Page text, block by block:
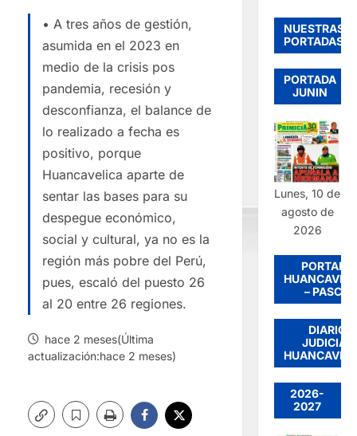
• A tres años de gestión,
asumida en el 2023 en
medio de la crisis pos
pandemia, recesión y
desconfianza, el balance de
lo realizado a fecha es
positivo, porque
Huancavelica aparte de
sentar las bases para su
despegue económico,
social y cultural, ya no es la
región más pobre del Perú,
pues, escaló del puesto 26
al 20 entre 26 regiones.
hace 2 meses(Última
actualización:hace 2 meses)
NUESTRAS
PORTADAS
PORTADA
JUNIN
Lunes, 10 de
agosto de
2026
PORTADA
– PASCO
DIARIO
JUDICIAL
2026-
2027